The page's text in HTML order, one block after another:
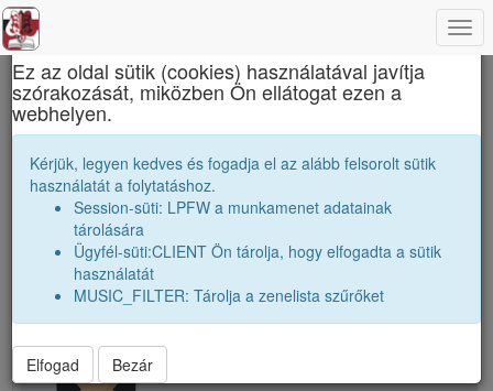
Apáczai Csere János Elméleti Líceum
Csáki Ida
whatshot
Csáki Ida
×
Ez az oldal sütik (cookies) használatával javítja
szórakozását, miközben Ön ellátogat ezen a
webhelyen.
Kérjük, legyen kedves és fogadja el az alább felsorolt sütik
használatát a folytatáshoz.
Session-süti: LPFW a munkamenet adatainak
tárolására
Ügyfél-süti:CLIENT Ön tárolja, hogy elfogadta a sütik
használatát
MUSIC_FILTER: Tárolja a zenelista szűrőket
Elfogad Bezár